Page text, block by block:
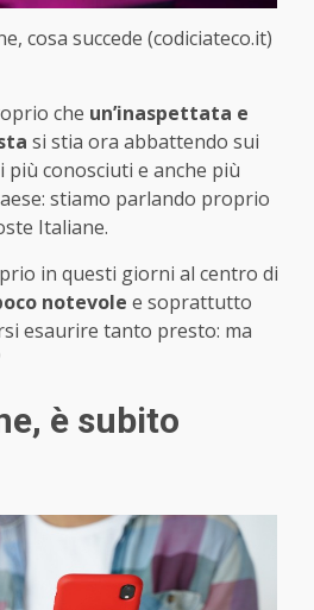
cosa succede (codiciateco.it)
che un’inaspettata e
si stia ora abbattendo sui
più conosciuti e anche più
stiamo parlando proprio
Italiane.
in questi giorni al centro di
notevole e soprattutto
esaurire tanto presto: ma
è subito